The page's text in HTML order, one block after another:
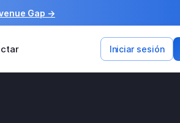
Gap →
Iniciar sesión